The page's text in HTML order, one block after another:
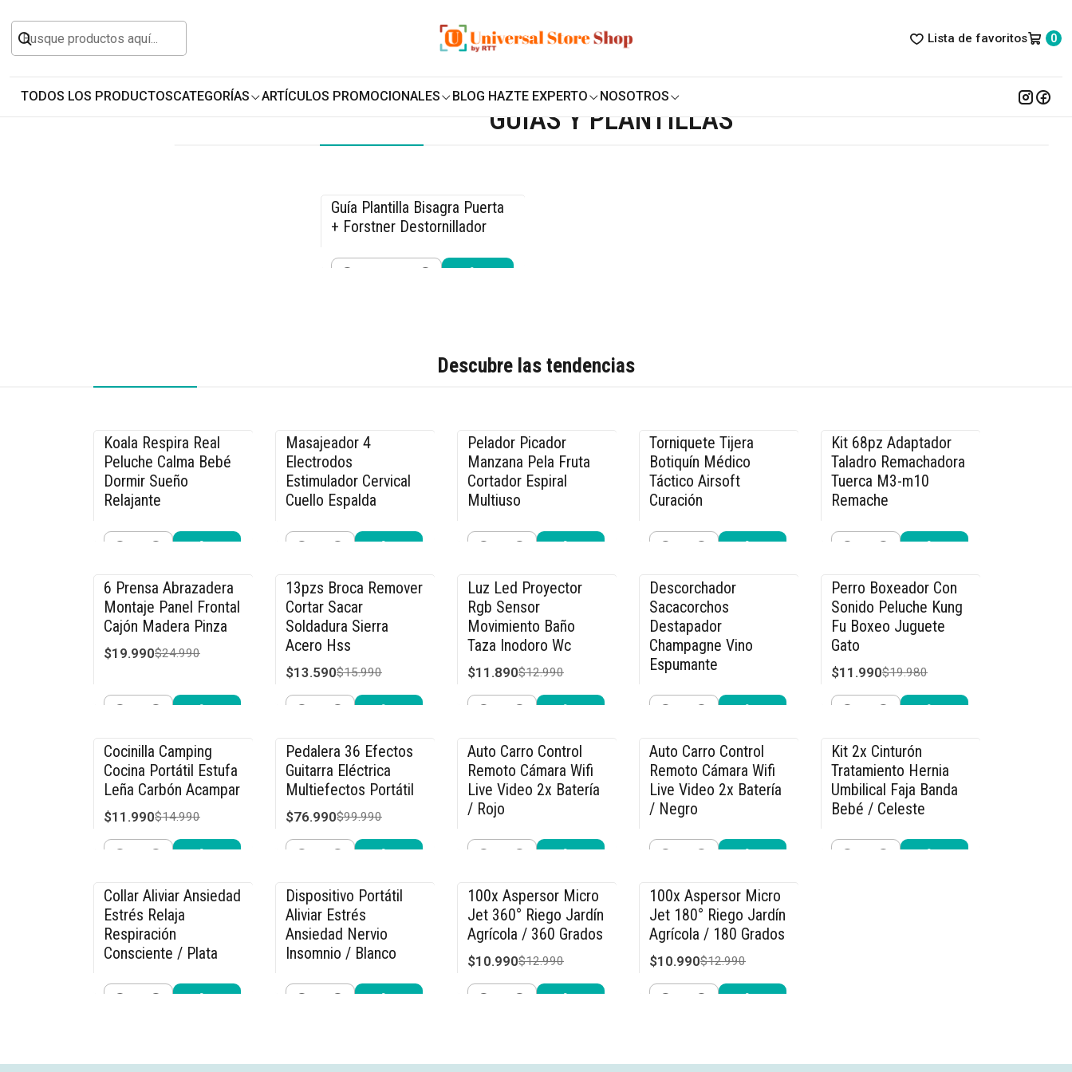
Lista de favoritos 0
TODOS LOS PRODUCTOSCATEGORÍAS ARTÍCULOS PROMOCIONALES BLOG HAZTE EXPERTO NOSOTROS
Inicio Herramientas y Construcción Accesorios para Herramientas Guías y plantillas
GUÍAS Y PLANTILLAS
-15% OFF
Guía Plantilla Bisagra Puerta
+ Forstner Destornillador
$10.990$12.990
Descubre las tendencias
-26% OFF
Koala Respira Real
Peluche Calma Bebé
Dormir Sueño
Relajante
$19.990$26.990
-33% OFF
Masajeador 4
Electrodos
Estimulador Cervical
Cuello Espalda
$26.990$39.990
-20% OFF
Pelador Picador
Manzana Pela Fruta
Cortador Espiral
Multiuso
$23.990$29.990
-17% OFF
Torniquete Tijera
Botiquín Médico
Táctico Airsoft
Curación
$9.990$11.990
-14% OFF
Kit 68pz Adaptador
Taladro Remachadora
Tuerca M3-m10
Remache
$29.990$34.990
-20% OFF
6 Prensa Abrazadera
Montaje Panel Frontal
Cajón Madera Pinza
$19.990$24.990
-15% OFF
13pzs Broca Remover
Cortar Sacar
Soldadura Sierra
Acero Hss
$13.590$15.990
-8% OFF
Luz Led Proyector
Rgb Sensor
Movimiento Baño
Taza Inodoro Wc
$11.890$12.990
-15% OFF
Descorchador
Sacacorchos
Destapador
Champagne Vino
Espumante
$21.240$24.990
-40% OFF
Perro Boxeador Con
Sonido Peluche Kung
Fu Boxeo Juguete
Gato
$11.990$19.980
-20% OFF
Cocinilla Camping
Cocina Portátil Estufa
Leña Carbón Acampar
$11.990$14.990
-23% OFF
Pedalera 36 Efectos
Guitarra Eléctrica
Multiefectos Portátil
$76.990$99.990
-36% OFF
Auto Carro Control
Remoto Cámara Wifi
Live Video 2x Batería
/ Rojo
$31.990$49.990
-36% OFF
Auto Carro Control
Remoto Cámara Wifi
Live Video 2x Batería
/ Negro
$31.990$49.990
-15% OFF
Kit 2x Cinturón
Tratamiento Hernia
Umbilical Faja Banda
Bebé / Celeste
$25.490$29.990
-15% OFF
Collar Aliviar Ansiedad
Estrés Relaja
Respiración
Consciente / Plata
$11.040$12.990
-27% OFF
Dispositivo Portátil
Aliviar Estrés
Ansiedad Nervio
Insomnio / Blanco
$21.990$29.990
-15% OFF
100x Aspersor Micro
Jet 360° Riego Jardín
Agrícola / 360 Grados
$10.990$12.990
-15% OFF
100x Aspersor Micro
Jet 180° Riego Jardín
Agrícola / 180 Grados
$10.990$12.990